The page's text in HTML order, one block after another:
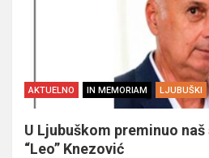
AKTUELNO IN MEMORIAM LJUBUŠKI
U Ljubuškom preminuo
“Leo” Knezović